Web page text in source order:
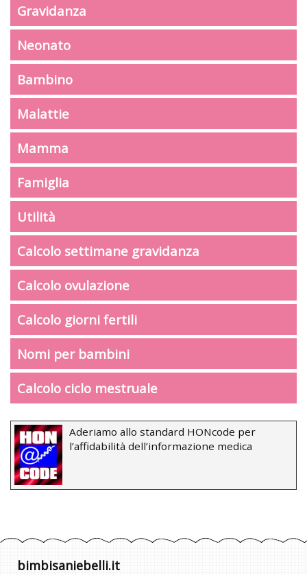
Gravidanza
Neonato
Bambino
Malattie
Mamma
Famiglia
Utilità
Calcolo settimane gravidanza
Calcolo ovulazione
Calcolo giorni fertili
Nomi per bambini
Calcolo ciclo mestruale
Aderiamo allo standard HONcode per
l’affidabilità dell’informazione medica
bimbisaniebelli.it